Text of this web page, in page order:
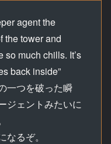
agent the
the tower and
so much chills. It’s
back inside”
一つを破った瞬
ジェントみたいに
るぞ。